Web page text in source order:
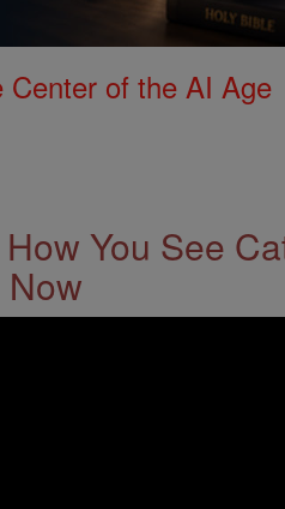
Center of the AI Age
You See